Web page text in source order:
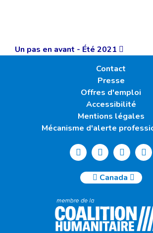
Un pas en avant - Été 2021
Contact
Presse
Offres d'emploi
Accessibilité
Mentions légales
Mécanisme d'alerte
Canada